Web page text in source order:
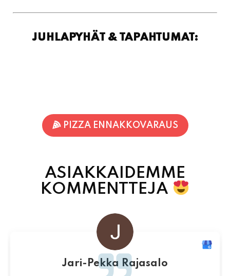
JUHLAPYHÄT & TAPAHTUMAT:
PIZZA ENNAKKOVARAUS
ASIAKKAIDEMME
KOMMENTTEJA
Jari-Pekka Rajasalo